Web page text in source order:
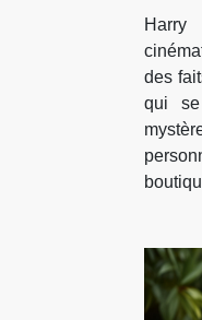
des
qui